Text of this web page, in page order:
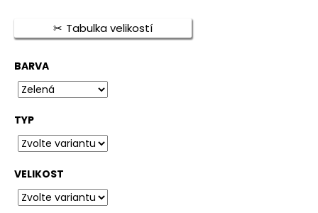
Tabulka velikostí
BARVA
TYP
VELIKOST
D
o
p
o
u
č
u
j
e
m